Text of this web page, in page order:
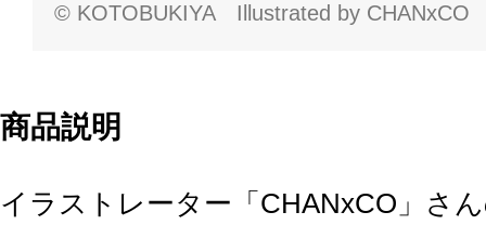
© KOTOBUKIYA Illustrated by CHANxCO
商品説明
イラストレーター「CHANxCO」さ